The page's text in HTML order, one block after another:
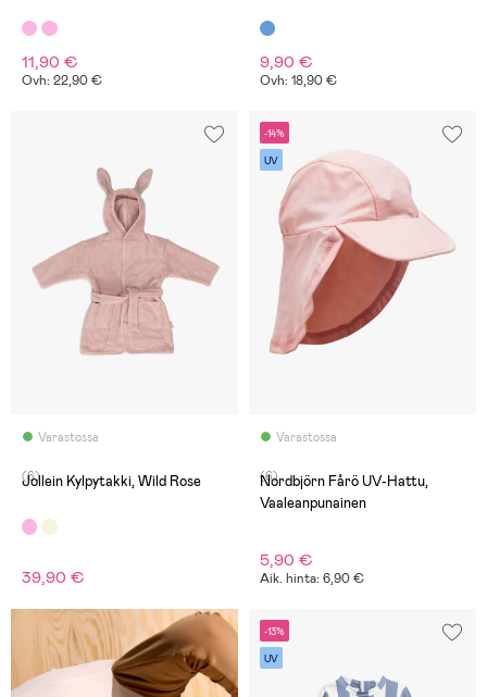
11,90 €
Ovh: 22,90 €
9,90 €
Ovh: 18,90 €
Varastossa
(6)
Jollein Kylpytakki, Wild Rose
39,90 €
-14%
UV
Varastossa
(6)
Nordbjörn Fårö UV-Hattu,
Vaaleanpunainen
5,90 €
Aik. hinta: 6,90 €
-13%
UV